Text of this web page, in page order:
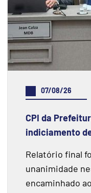
07/08/26
CPI da
indiciamento
Relatório final
unanimidade
encaminhado